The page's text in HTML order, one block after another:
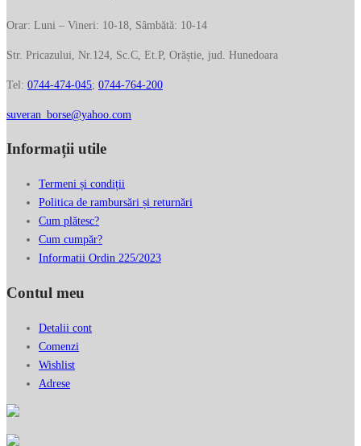
Orar: Luni – Vineri: 10-18, Sâmbătă: 10-14
Str. Pricazului, Nr.124, Sc.C, Et.P, Orăștie, jud. Hunedoara
Tel: 0744-474-045; 0744-764-200
suveran_borse@yahoo.com
Informații utile
Termeni și condiții
Politica de rambursări și returnări
Cum plătesc?
Cum cumpăr?
Informatii Ordin 225/2023
Contul meu
Detalii cont
Comenzi
Wishlist
Adrese